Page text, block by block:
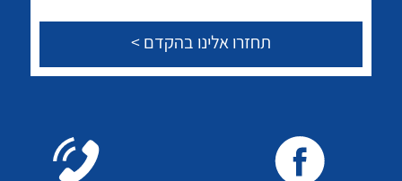
צור קשר
לכל מוצרי היצרן לכל מוצרי היצרן